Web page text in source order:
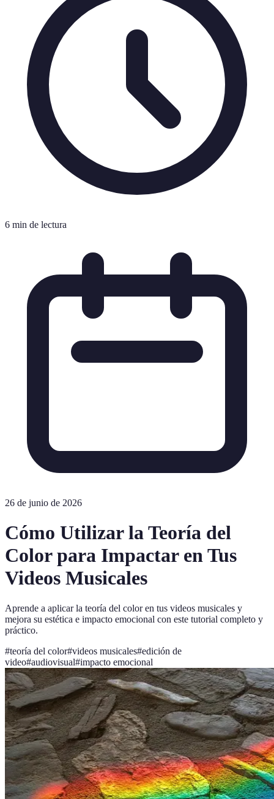
6 min de lectura
26 de junio de 2026
Cómo Utilizar la Teoría del
Color para Impactar en Tus
Videos Musicales
Aprende a aplicar la teoría del color en tus videos musicales y
mejora su estética e impacto emocional con este tutorial completo y
práctico.
#teoría del color#videos musicales#edición de
video#audiovisual#impacto emocional